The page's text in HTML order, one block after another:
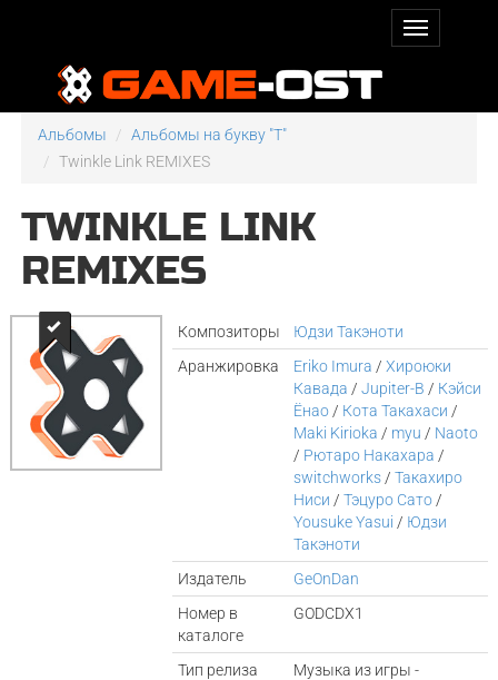
Альбомы
Альбомы на букву "T"
Twinkle Link REMIXES
TWINKLE LINK
REMIXES
Композиторы
Юдзи Такэноти
Аранжировка
Eriko Imura /Хироюки
Кавада /Jupiter-B / Кэйси
Ёнао / Кота Такахаси /
Maki Kirioka / myu / Naoto
/ Рютаро Накахара /
switchworks /Такахиро
Ниси /Тэцуро Сато /
Yousuke Yasui / Юдзи
Такэноти
Издатель
GeOnDan
Номер в
каталоге
GODCDX1
Тип релиза
Музыка из игры -